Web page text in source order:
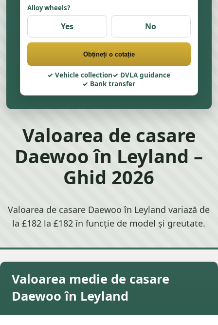
Alloy wheels?
Yes No
Obțineți o cotație
Vehicle collection
DVLA guidance
Bank transfer
Valoarea de casare
Daewoo în Leyland –
Ghid 2026
Valoarea de casare Daewoo în Leyland variază de
la £182 la £182 în funcție de model și greutate.
Valoarea medie de casare
Daewoo în Leyland